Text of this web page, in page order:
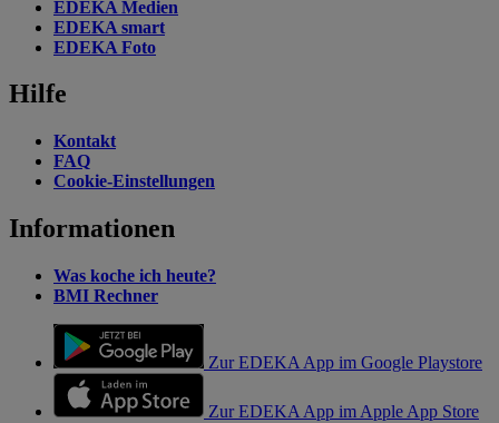
EDEKA Medien
EDEKA smart
EDEKA Foto
Hilfe
Kontakt
FAQ
Cookie-Einstellungen
Informationen
Was koche ich heute?
BMI Rechner
Zur EDEKA App im Google Playstore
Zur EDEKA App im Apple App Store